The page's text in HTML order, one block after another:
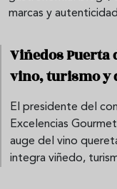
marcas y
Viñedos Puerta
vino, turismo
El presidente del
Excelencias
auge del vino
integra viñedo,